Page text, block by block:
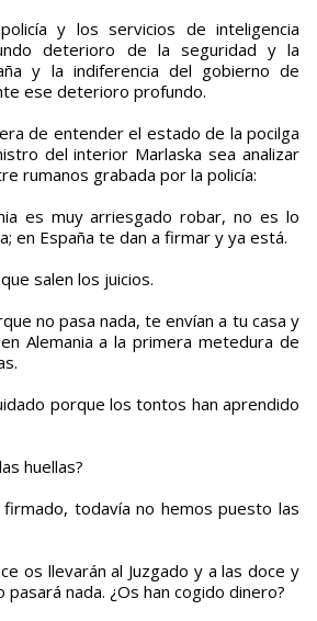
y los servicios de inteligencia
deterioro de la seguridad y la
y la indiferencia del gobierno de
ese deterioro profundo.
de entender el estado de la pocilga
del interior Marlaska sea analizar
rumanos grabada por la policía:
es muy arriesgado robar, no es lo
en España te dan a firmar y ya está.
salen los juicios.
no pasa nada, te envían a tu casa y
Alemania a la primera metedura de
porque los tontos han aprendido
huellas?
todavía no hemos puesto las
os llevarán al Juzgado y a las doce y
nada. ¿Os han cogido dinero?